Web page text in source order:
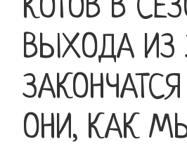
КОТОВ В
ВЫХОДА ИЗ
ОНИ, КАК